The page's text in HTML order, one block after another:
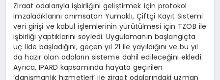
Ziraat odalarıyla işbirliğini geliştirmek için protokol
imzaladıklarını anımsatan Yumaklı, Çiftçi Kayıt Sistemi
veri girişi ve kabul işlemlerinin yürütülmesi için TZOB ile
işbirliği yaptıklarını söyledi. Uygulamanın başlangıçta
üç ilde başladığını, geçen yıl 21 ile yayıldığını ve bu yıl
da hazır olan odaların sisteme dahil edileceğini ekledi.
Ayrıca, IPARD kapsamında hayata geçirilen
‘danışmanlık hizmetleri’ ile ziraat odalarındaki uzman